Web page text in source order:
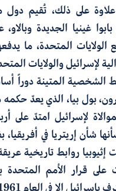
على ذلك، تُقيم دول
غينيا الجديدة
الولايات المتحدة، ما
لإسرائيل والولايات
الشخصية المتينة دوراً
بول بيا، الذي يعدّ حكمه
لإسرائيل امتدّ على
شأن إريتريا في
روابط تاريخية
قرار الأمم المتحدة